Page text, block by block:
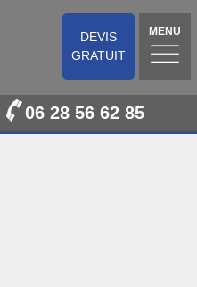
DEVIS
GRATUIT
MENU
06 28 56 62 85